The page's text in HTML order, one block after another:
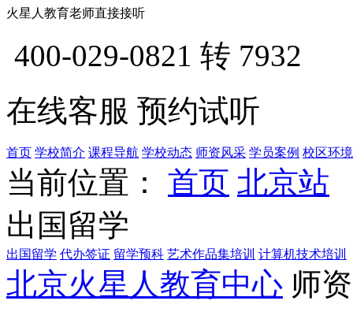
火星人教育老师直接接听
400-029-0821 转 7932
在线客服 预约试听
首页 学校简介 课程导航 学校动态 师资风采 学员案例 校区环境
当前位置： 首页 北京站
出国留学
出国留学 代办签证 留学预科 艺术作品集培训 计算机技术培训
北京火星人教育中心 师